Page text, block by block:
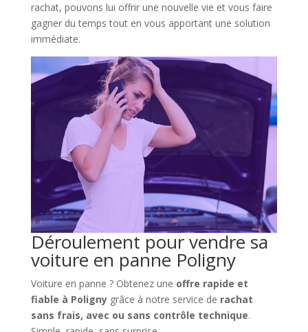
rachat, pouvons lui offrir une nouvelle vie et vous faire
gagner du temps tout en vous apportant une solution
immédiate.
Déroulement pour vendre sa
voiture en panne Poligny
Voiture en panne ? Obtenez une offre rapide et
fiable à Polignygrâce à notre service de rachat
sans frais, avec ou sans contrôle technique.